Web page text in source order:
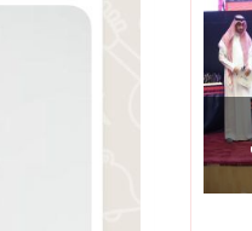
تحذر: إيبولا
هائلة».. ترامب يرد على
بجازان يستعرض نظم